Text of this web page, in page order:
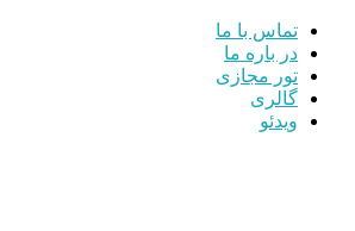
تماس با ما
در باره ما
تور مجازی
گالری
ویدئو